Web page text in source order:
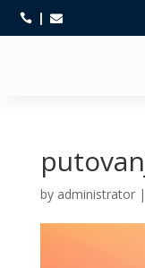
 
by administrator|